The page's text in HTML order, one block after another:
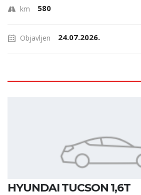
km 580
Objavljen 24.07.2026.
HYUNDAI TUCSON 1,6T